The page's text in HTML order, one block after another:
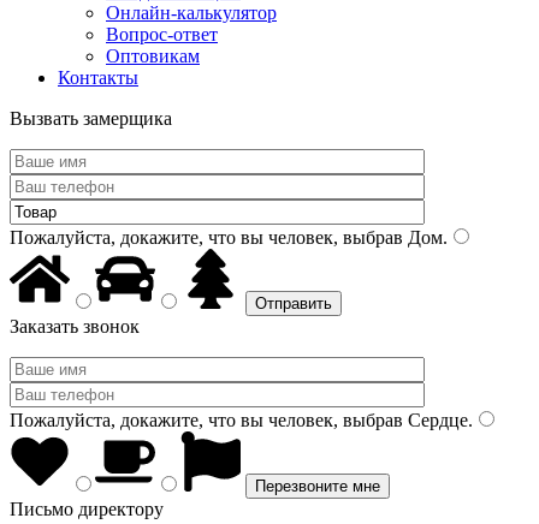
Онлайн-калькулятор
Вопрос-ответ
Оптовикам
Контакты
Вызвать замерщика
Пожалуйста, докажите, что вы человек, выбрав Дом.
Заказать звонок
Пожалуйста, докажите, что вы человек, выбрав Сердце.
Письмо директору